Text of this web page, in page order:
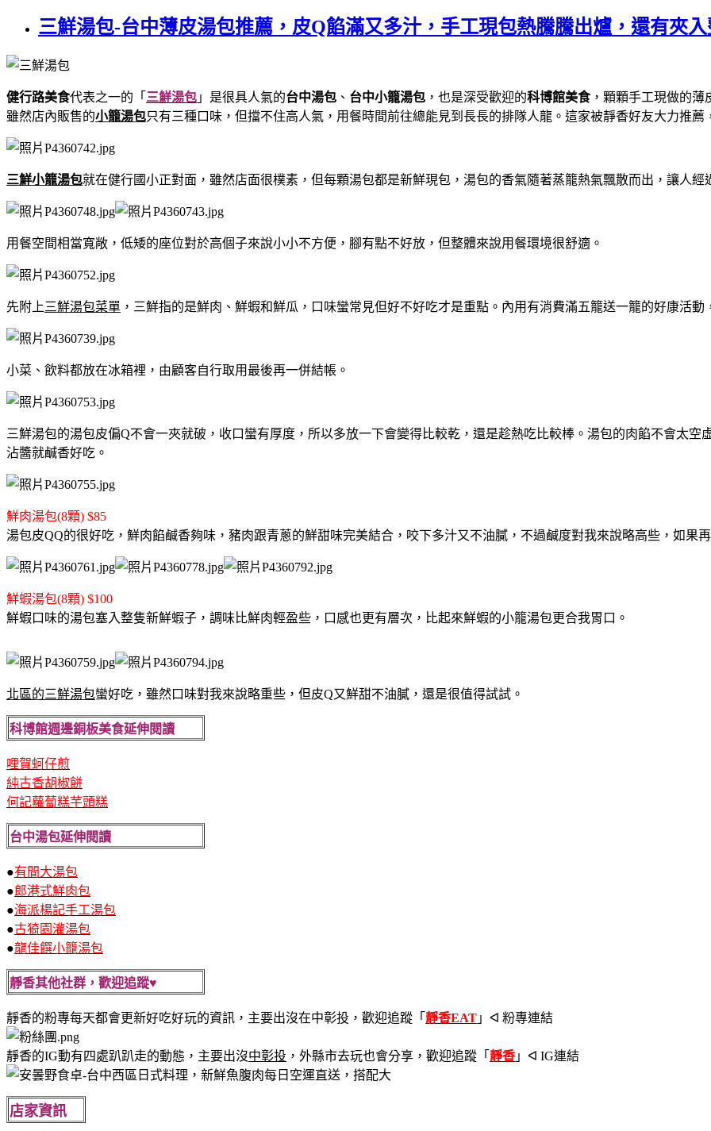
三鮮湯包-台中薄皮湯包推薦，皮Q餡滿又多汁，手工現包熱騰騰出爐，還有夾
健行路美食代表之一的「 三鮮湯包 」是很具人氣的台中湯包 、 台中小籠湯包 ，也是深受歡迎的科博館美食，顆顆手工現做的薄
雖然店內販售的小籠湯包只有三種口味，但擋不住高人氣，用餐時間前往總能見到長長的排隊人龍。這家被靜香好友大力推
三鮮小籠湯包就在健行國小正對面，雖然店面很樸素，但每顆湯包都是新鮮現包，湯包的香氣隨著蒸籠熱氣飄散而出，讓人經
用餐空間相當寬敞，低矮的座位對於高個子來說小小不方便，腳有點不好放，但整體來說用餐環境很舒適。
先附上 三鮮湯包菜單 ，三鮮指的是鮮肉、鮮蝦和鮮瓜，口味蠻常見但好不好吃才是重點。內用有消費滿五籠送一籠的好康活動
小菜、飲料都放在冰箱裡，由顧客自行取用最後再一併結帳。
三鮮湯包的湯包皮偏Q不會一夾就破，收口蠻有厚度，所以多放一下會變得比較乾，還是趁熱吃比較棒。湯包的肉餡不會太
沾醬就鹹香好吃。
鮮肉湯包(8顆) $85
湯包皮QQ的很好吃，鮮肉餡鹹香夠味，豬肉跟青蔥的鮮甜味完美結合，咬下多汁又不油膩，不過鹹度對我來說略高些，如果
鮮蝦湯包(8顆) $100
鮮蝦口味的湯包塞入整隻新鮮蝦子，調味比鮮肉輕盈些，口感也更有層次，比起來鮮蝦的小籠湯包更合我胃口。
北區的三鮮湯包蠻好吃，雖然口味對我來說略重些，但皮Q又鮮甜不油膩，還是很值得試試。
科博館週邊銅板美食延伸閱讀
哩賀蚵仔煎
純古香胡椒餅
何記蘿蔔糕芋頭糕
台中湯包延伸閱讀
●有間大湯包
●郎港式鮮肉包
●海派楊記手工湯包
●古猗園灌湯包
●龍佳饌小籠湯包
靜香其他社群，歡迎追蹤♥
靜香的粉專每天都會更新好吃好玩的資訊，主要出沒在中彰投，歡迎追蹤 「 靜香EAT 」ᐊ 粉專連結
靜香的IG動有四處趴趴走的動態，主要出沒中彰投 ，外縣市去玩也會分享，歡迎追蹤 「 靜香 」ᐊ IG連結
店家資訊